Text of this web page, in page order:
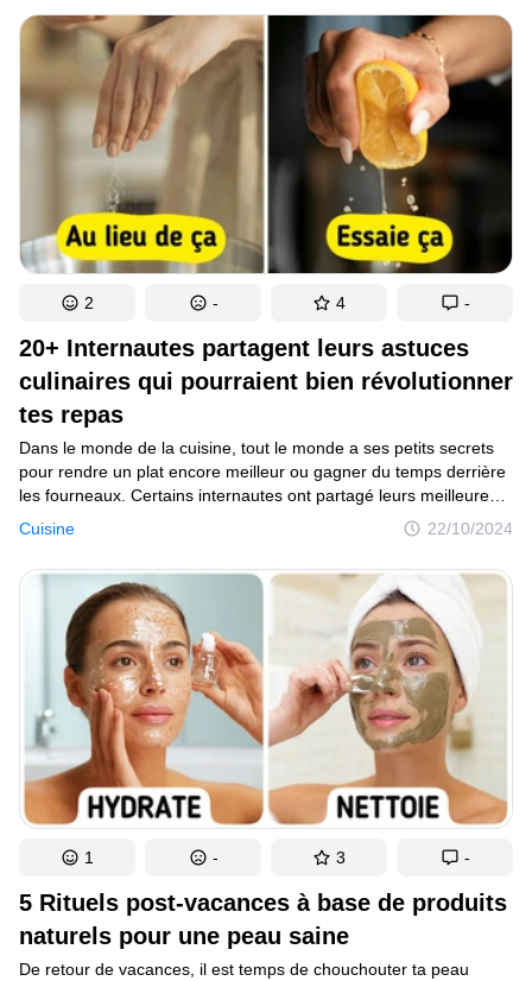
continuons à utiliser certaines d'entre elles.
20+ Internautes partagent leurs astuces
culinaires qui pourraient bien révolutionner
tes repas
Cuisine 22/10/2024
Dans le monde de la cuisine, tout le monde a ses petits secrets
pour rendre un plat encore meilleur ou gagner du temps derrière
les fourneaux. Certains internautes ont partagé leurs meilleures
astuces culinaires, des techniques qu’ils utilisent au quotidien
mais que peu de gens connaissent. Découvre ces 20+ conseils
pratiques qui pourraient transformer ta façon de cuisiner.
2 - 4 -
5 Rituels post-vacances à base de produits
naturels pour une peau saine
De retour de vacances, il est temps de chouchouter ta peau
1 - 3 -